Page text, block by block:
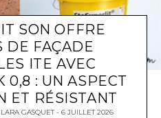
SON OFFRE
DE FAÇADE
ITE AVEC
0,8 : UN ASPECT
ET RÉSISTANT
LARA GASQUET 6 JUILLET 2026